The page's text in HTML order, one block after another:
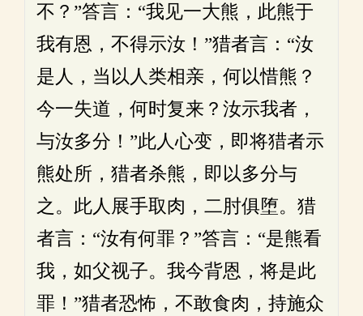
不？”答言：“我见一大熊，此熊于
我有恩，不得示汝！”猎者言：“汝
是人，当以人类相亲，何以惜熊？
今一失道，何时复来？汝示我者，
与汝多分！”此人心变，即将猎者示
熊处所，猎者杀熊，即以多分与
之。此人展手取肉，二肘俱堕。猎
者言：“汝有何罪？”答言：“是熊看
我，如父视子。我今背恩，将是此
罪！”猎者恐怖，不敢食肉，持施众